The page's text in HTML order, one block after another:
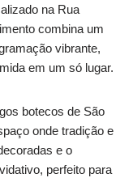
na Rua
combina um
vibrante,
em um só lugar.
botecos de São
onde tradição e
e o
perfeito para